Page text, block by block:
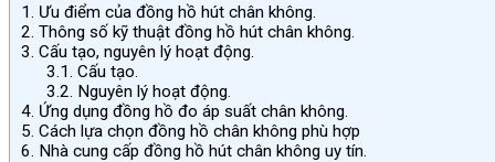
1. Ưu điểm của đồng hồ hút chân không.
2. Thông số kỹ thuật đồng hồ hút chân không.
3. Cấu tạo, nguyên lý hoạt động.
3.1. Cấu tạo.
3.2. Nguyên lý hoạt động.
4. Ứng dụng đồng hồ đo áp suất chân không.
5. Cách lựa chọn đồng hồ chân không phù hợp
6. Nhà cung cấp đồng hồ hút chân không uy tín.